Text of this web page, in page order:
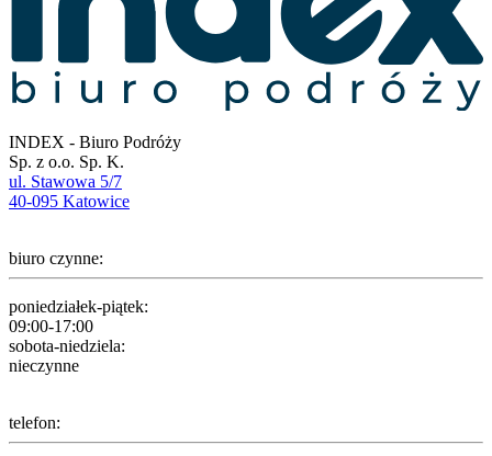
INDEX - Biuro Podróży
Sp. z o.o. Sp. K.
ul. Stawowa 5/7
40-095 Katowice
biuro czynne:
poniedziałek-piątek:
09:00-17:00
sobota-niedziela:
nieczynne
telefon: